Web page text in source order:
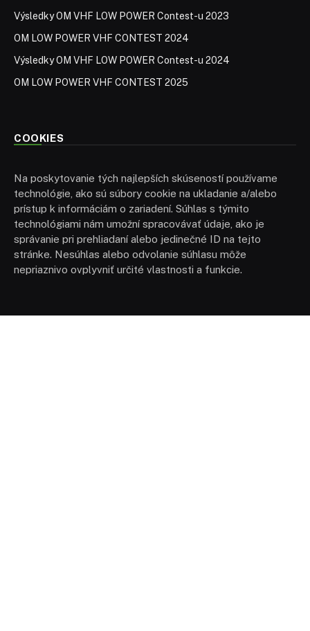
Výsledky OM VHF LOW POWER Contest-u 2023
OM LOW POWER VHF CONTEST 2024
Výsledky OM VHF LOW POWER Contest-u 2024
OM LOW POWER VHF CONTEST 2025
COOKIES
Na poskytovanie tých najlepších skúseností používame
technológie, ako sú súbory cookie na ukladanie a/alebo
prístup k informáciám o zariadení. Súhlas s týmito
technológiami nám umožní spracovávať údaje, ako je
správanie pri prehliadaní alebo jedinečné ID na tejto
stránke. Nesúhlas alebo odvolanie súhlasu môže
nepriaznivo ovplyvniť určité vlastnosti a funkcie.